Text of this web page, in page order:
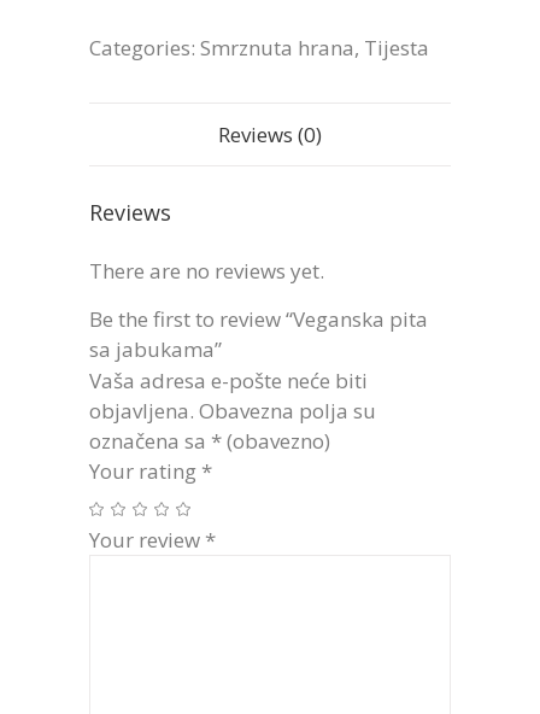
Categories: Smrznuta hrana, Tijesta
Reviews (0)
Reviews
There are no reviews yet.
Be the first to review “Veganska pita
sa jabukama”
Vaša adresa e-pošte neće biti
objavljena. Obavezna polja su
označena sa * (obavezno)
Your rating *
Your review *